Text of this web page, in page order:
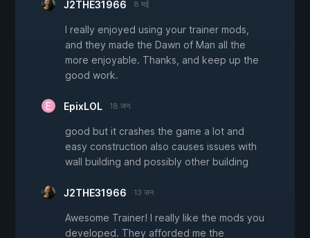
J2THE31966 8 मई
I really enjoyed using your trainer mods,
and they made the Dawn of Man all the
more enjoyable. Thanks, and keep up the
good work.
EpixLOL 18 जन.
good but it crashes the game a lot and
easy construction also causes issues with
wall building and possibly other building
J2THE31966 13 जन.
Awesome Trainer! I really like the mods you
developed. They afforded me the